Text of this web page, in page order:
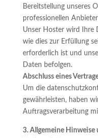
Bereitstellung unseres
professionellen
Unser Hoster wird Ihre
wie dies zur Erfüllung
erforderlich ist und
Daten befolgen.
Abschluss eines
Um die
gewährleisten, haben
Auftragsverarbeitung
3. Allgemeine